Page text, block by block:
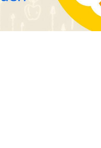
Eagle Waterproofing recomienda
revisar la impermeabilización de